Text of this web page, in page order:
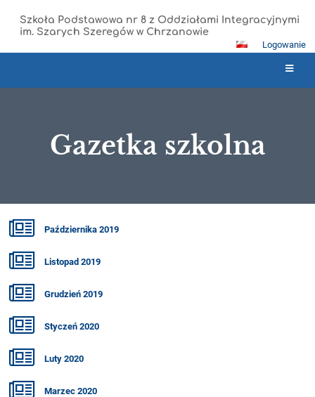
Szkoła Podstawowa nr 8 z Oddziałami Integracyjnymi
im. Szarych Szeregów w Chrzanowie
Logowanie
Gazetka szkolna
Gazetka
szkolna
Października 2019
Listopad 2019
Grudzień 2019
Styczeń 2020
Luty 2020
Marzec 2020